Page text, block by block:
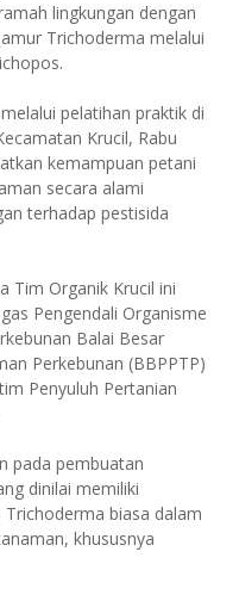
lingkungan dengan
Trichoderma melalui
pelatihan praktik di
Krucil, Rabu
kemampuan petani
secara alami
terhadap pestisida
Tim Organik Krucil ini
Pengendali Organisme
Balai Besar
Perkebunan (BBPPTP)
Penyuluh Pertanian
pada pembuatan
dinilai memiliki
biasa dalam
khususnya